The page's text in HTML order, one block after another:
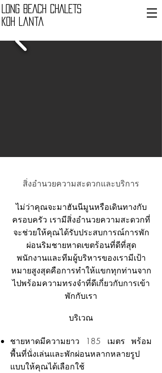
LONG BEACH CHALETS
Koh Lanta
สิ่งอำนวยความสะดวกและบริการ
ไม่ว่าคุณจะมาฮันนีมูนหรือเดินทางกับ
ครอบครัว เรามีสิ่งอำนวยความสะดวกที่
จะช่วยให้คุณได้รับประสบการณ์การพัก
ผ่อนริมชายหาดเขตร้อนที่ดีที่สุด
พนักงานและทีมผู้บริหารของเรามีเป้า
หมายสูงสุดคือการทำให้แขกทุกท่านจาก
ไปพร้อมความทรงจำที่ดีเกี่ยวกับการเข้า
พักกับเรา
บริเวณ
ชายหาดมีความยาว 185 เมตร พร้อม
พื้นที่นั่งเล่นและพักผ่อนหลากหลายรูป
แบบให้คุณได้เลือกใช้